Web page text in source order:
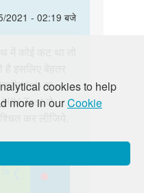
cookies to help
more in ourCookie
2021 - 02:19 बजे
इसलिए बेहतर
lab या
HIV Test ले
hi/resource/hiv
hi/safe-
five-facts